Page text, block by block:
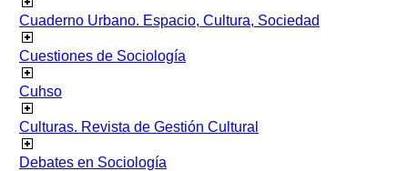
Cuaderno Urbano. Espacio, Cultura, Sociedad
Cuestiones de Sociología
Cuhso
Culturas. Revista de Gestión Cultural
Debates en Sociología